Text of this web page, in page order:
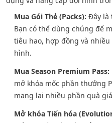
Mua Gói Thẻ (Packs): Đây là
Bạn có thể dùng chúng để
tiêu hao, hợp đồng và
hình.
Mua Season Premium Pass:
mở khóa mốc phần thưởng
mang lại nhiều phần quà
Mở khóa Tiến hóa